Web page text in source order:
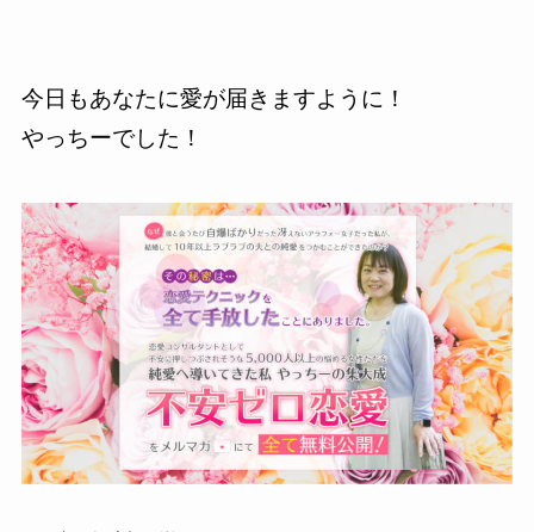
今日もあなたに愛が届きますように！
やっちーでした！